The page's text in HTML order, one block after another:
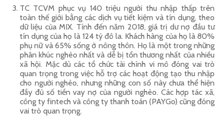
TC TCVM phục vụ 140 triệu người thu nhập thấp trên
toàn thế giới bằng các dịch vụ tiết kiệm và tín dụng, theo
dữ liệu của MIX. Tính đến năm 2018, giá trị dư nợ đầu tư
tín dụng của họ là 124 tỷ đô la. Khách hàng của họ là 80%
phụ nữ và 65% sống ở nông thôn. Họ là một trong những
phân khúc nghèo nhất và dễ bị tổn thương nhất của nhiều
xã hội. Mặc dù các tổ chức tài chính vi mô đóng vai trò
quan trọng trong việc hỗ trợ các hoạt động tạo thu nhập
cho người nghèo, nhưng những con số này chưa thể hiện
đầy đủ số tiền vay nợ của người nghèo. Các hợp tác xã,
công ty fintech và công ty thanh toán (PAYGo) cũng đóng
vai trò quan trọng.